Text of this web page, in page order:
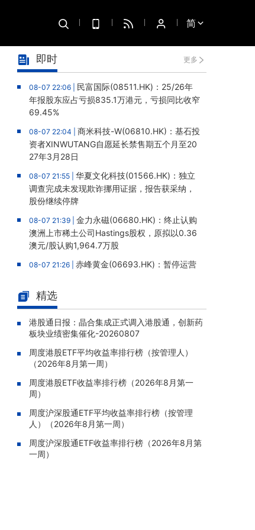
简
即时 更多
08-07 22:06 | 民富国际(08511.HK)：25/26年
年报股东应占亏损835.1万港元，亏损同比收窄
69.45%
08-07 22:04 | 商米科技-W(06810.HK)：基石投
资者XINWUTANG自愿延长禁售期五个月至20
27年3月28日
08-07 21:55 | 华夏文化科技(01566.HK)：独立
调查完成未发现欺诈挪用证据，报告获采纳，
股份继续停牌
08-07 21:39 | 金力永磁(06680.HK)：终止认购
澳洲上市稀土公司Hastings股权，原拟以0.36
澳元/股认购1,964.7万股
08-07 21:26 | 赤峰黄金(06693.HK)：暂停运营
人民币5,406万元
08-07 20:07 |灵宝黄金(03330.HK)：新疆哈巴
河勘查取得重大进展，保有金金属量由13.20吨
跃升至53.94吨
08-07 20:04 |迅策(03317.HK)：与天合算力订
立战略合作备忘，共探能源垂类大模型与Toke
n工厂商业化
08-07 20:02 |
中国泛半导体IMSS市场排名第三
08-07 19:47 | 浙能迈领绿航二次递表港交所，为
全球领先的绿色航运设备和系统提供商
08-07 19:09 |
精选
港股通日报：晶合集成正式调入港股通，创新药
板块业绩密集催化-20260807
周度港股ETF平均收益率排行榜（按管理人）
（2026年8月第一周）
周度港股ETF收益率排行榜（2026年8月第一
周）
周度沪深股通ETF平均收益率排行榜（按管理
人）（2026年8月第一周）
周度沪深股通ETF收益率排行榜（2026年8月第
一周）